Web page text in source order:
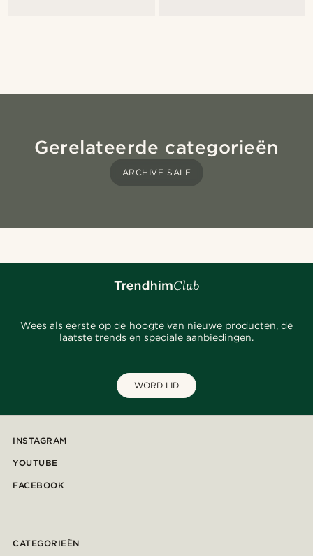
Gerelateerde categorieën
ARCHIVE SALE
Wees als eerste op de hoogte van nieuwe producten, de
laatste trends en speciale aanbiedingen.
WORD LID
INSTAGRAM
YOUTUBE
FACEBOOK
CATEGORIEËN